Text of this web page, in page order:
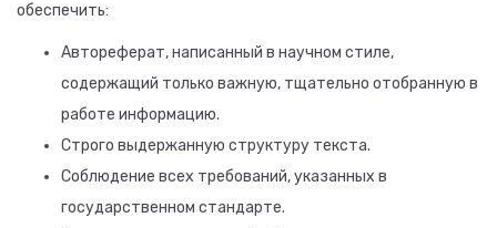
обеспечить:
Автореферат, написанный в научном стиле,
содержащий только важную, тщательно отобранную в
работе информацию.
Строго выдержанную структуру текста.
Соблюдение всех требований, указанных в
государственном стандарте.